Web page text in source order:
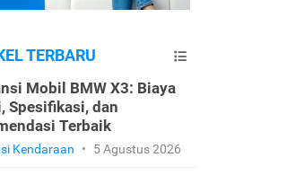
TERBARU
Mobil BMW X3: Biaya
Spesifikasi, dan
Terbaik
Kendaraan • 5 Agustus 2026